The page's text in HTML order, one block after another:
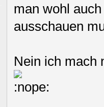
man wohl
ausschauen
Nein ich mach